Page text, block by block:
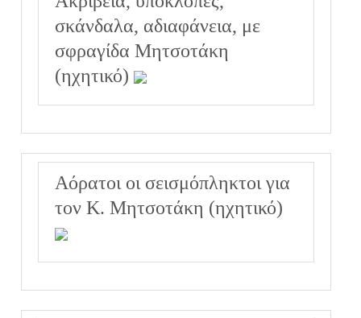
σκάνδαλα, αδιαφάνεια, με
σφραγίδα Μητσοτάκη
(ηχητικό)
Αόρατοι οι σεισμόπληκτοι για
τον Κ. Μητσοτάκη (ηχητικό)